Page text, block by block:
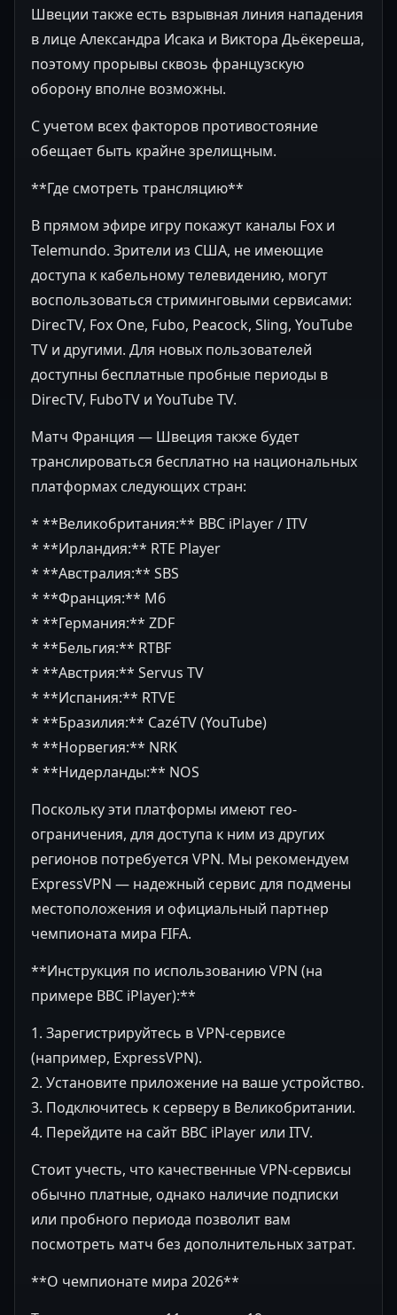
Швеции также есть взрывная линия нападения
в лице Александра Исака и Виктора Дьёкереша,
поэтому прорывы сквозь французскую
оборону вполне возможны.
С учетом всех факторов противостояние
обещает быть крайне зрелищным.
**Где смотреть трансляцию**
В прямом эфире игру покажут каналы Fox и
Telemundo. Зрители из США, не имеющие
доступа к кабельному телевидению, могут
воспользоваться стриминговыми сервисами:
DirecTV, Fox One, Fubo, Peacock, Sling, YouTube
TV и другими. Для новых пользователей
доступны бесплатные пробные периоды в
DirecTV, FuboTV и YouTube TV.
Матч Франция — Швеция также будет
транслироваться бесплатно на национальных
платформах следующих стран:
* **Великобритания:** BBC iPlayer / ITV
* **Ирландия:** RTE Player
* **Австралия:** SBS
* **Франция:** M6
* **Германия:** ZDF
* **Бельгия:** RTBF
* **Австрия:** Servus TV
* **Испания:** RTVE
* **Бразилия:** CazéTV (YouTube)
* **Норвегия:** NRK
* **Нидерланды:** NOS
Поскольку эти платформы имеют гео-
ограничения, для доступа к ним из других
регионов потребуется VPN. Мы рекомендуем
ExpressVPN — надежный сервис для подмены
местоположения и официальный партнер
чемпионата мира FIFA.
**Инструкция по использованию VPN (на
примере BBC iPlayer):**
1. Зарегистрируйтесь в VPN-сервисе
(например, ExpressVPN).
2. Установите приложение на ваше устройство.
3. Подключитесь к серверу в Великобритании.
4. Перейдите на сайт BBC iPlayer или ITV.
Стоит учесть, что качественные VPN-сервисы
обычно платные, однако наличие подписки
или пробного периода позволит вам
посмотреть матч без дополнительных затрат.
**О чемпионате мира 2026**